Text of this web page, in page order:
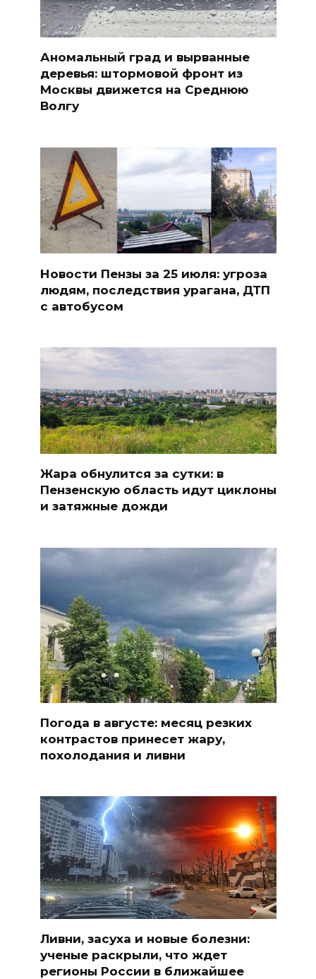
Аномальный град и вырванные
деревья: штормовой фронт из
Москвы движется на Среднюю
Волгу
Новости Пензы за 25 июля: угроза
людям, последствия урагана, ДТП
с автобусом
Жара обнулится за сутки: в
Пензенскую область идут циклоны
и затяжные дожди
Погода в августе: месяц резких
контрастов принесет жару,
похолодания и ливни
Ливни, засуха и новые болезни:
ученые раскрыли, что ждет
регионы России в ближайшее